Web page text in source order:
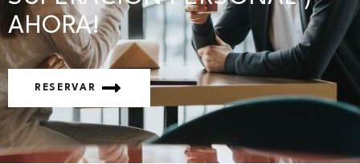
AHORA!
RESERVAR